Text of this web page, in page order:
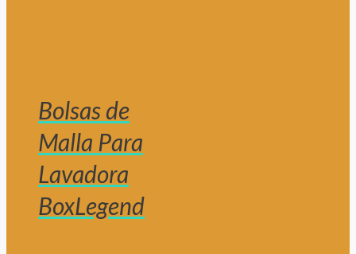
Bolsas de
Malla Para
Lavadora
BoxLegend